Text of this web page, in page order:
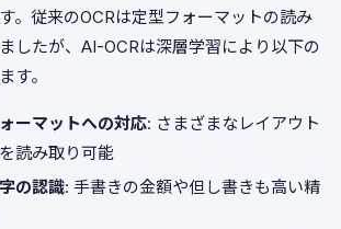
。従来のOCRは定型フォーマットの読み
したが、AI-OCRは深層学習により以下の
す。
ーマットへの対応: さまざまなレイアウト
読み取り可能
の認識: 手書きの金額や但し書きも高い精